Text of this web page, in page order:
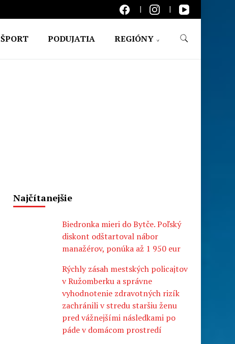
ŠPORT PODUJATIA REGIÓNY
Najčítanejšie
Biedronka mieri do Bytče. Poľský
diskont odštartoval nábor
manažérov, ponúka až 1 950 eur
Rýchly zásah mestských policajtov
v Ružomberku a správne
vyhodnotenie zdravotných rizík
zachránili v stredu staršiu ženu
pred vážnejšími následkami po
páde v domácom prostredí